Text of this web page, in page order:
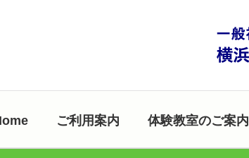
ご利用案内 体験教室のご案内